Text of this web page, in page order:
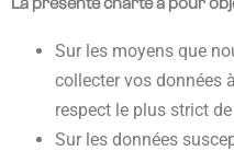
Sur les moyens que
collecter vos données
respect le plus strict
Sur les données